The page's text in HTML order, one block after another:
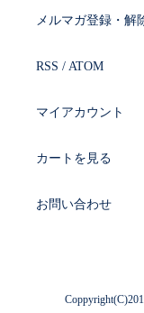
メルマガ登録・解
RSS / ATOM
マイアカウント
カートを見る
お問い合わせ